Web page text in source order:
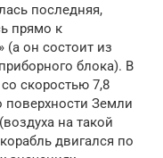
последняя,
прямо к
(а он состоит из
блока). В
скоростью 7,8
поверхности Земли
на такой
двигался по